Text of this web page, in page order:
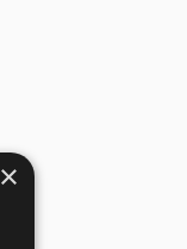
×